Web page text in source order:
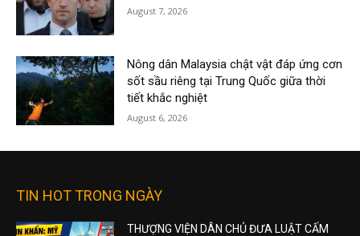
August 7, 2026
Nông dân Malaysia chật vật đáp ứng cơn
sốt sầu riêng tại Trung Quốc giữa thời
tiết khắc nghiệt
August 6, 2026
TIN HOT TRONG NGÀY
THƯỢNG VIỆN DÂN CHỦ ĐƯA LUẬT CẤM